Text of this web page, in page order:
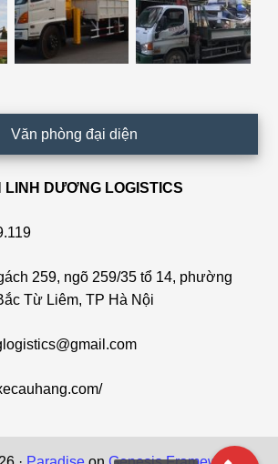
Văn phòng đại diện
LINH DƯƠNG LOGISTICS
259, ngõ 259/35 tổ 14, phường
Từ Liêm, TP Hà Nội